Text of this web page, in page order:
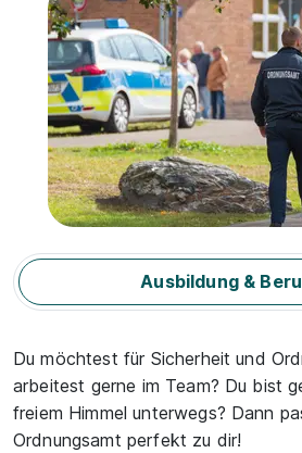
Ausbildung &
Du möchtest für Sicherheit und
arbeitest gerne im Team? Du bist
freiem Himmel unterwegs? Dann
Ordnungsamt perfekt zu dir!